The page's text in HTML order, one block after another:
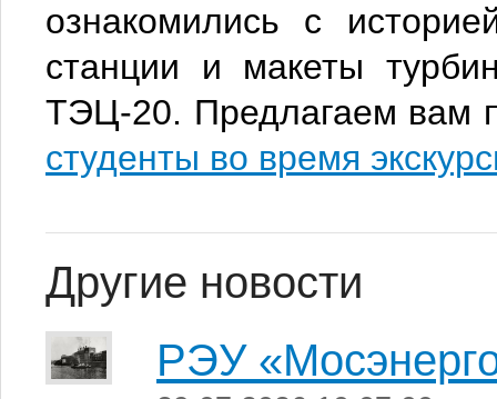
ознакомились с
станции и макеты
ТЭЦ-20. Предлагаем вам
студенты во время
Другие новости
РЭУ